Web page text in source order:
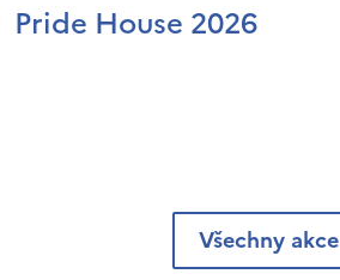
Pride House 2026
Všechny akce